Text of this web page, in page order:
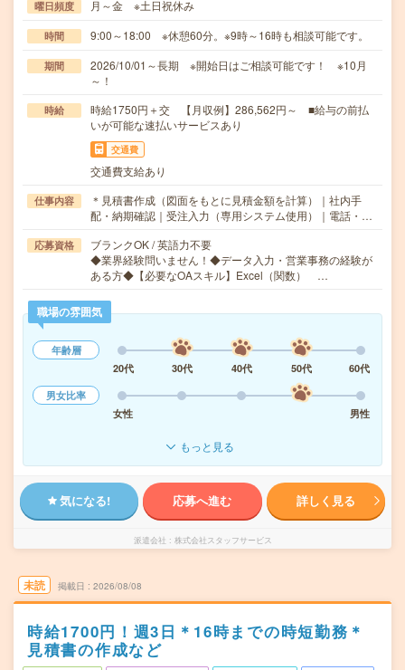
曜日頻度 月～金 ※土日祝休み
時間 9:00～18:00 ※休憩60分。※9時～16時も相談可能です。
期間
2026/10/01～長期 ※開始日はご相談可能です！ ※10月
～！
時給
時給1750円＋交 【月収例】286,562円～ ■給与の前払
いが可能な速払いサービスあり
交通費
交通費支給あり
仕事内容
＊見積書作成（図面をもとに見積金額を計算）｜社内手
配・納期確認｜受注入力（専用システム使用）｜電話・…
応募資格
ブランクOK / 英語力不要
◆業界経験問いません！◆データ入力・営業事務の経験が
ある方◆【必要なOAスキル】Excel（関数） …
職場の雰囲気
年齢層
20代
30代 40代 50代
60代
男女比率
女性
男性
もっと見る
気になる! 応募へ進む 詳しく見る
派遣会社 株式会社スタッフサービス
未読 掲載日 2026/08/08
時給1700円！週3日＊16時までの時短勤務＊
見積書の作成など